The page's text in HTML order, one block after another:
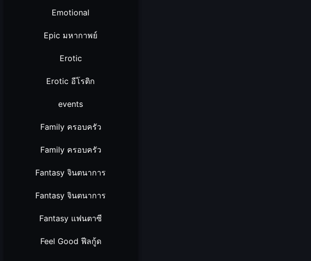
Emotional
Epic มหากาพย์
Erotic
Erotic อีโรติก
events
Family ครอบครัว
Family ครอบครัว
Fantasy จินตนาการ
Fantasy จินตนาการ
Fantasy แฟนตาซี
Feel Good ฟีลกู้ด